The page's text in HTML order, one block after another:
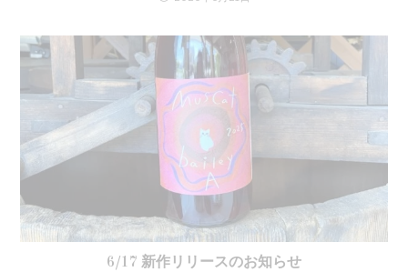
6/17 新作リリースのお知らせ